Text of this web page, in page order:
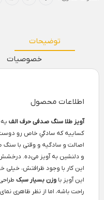
توضیحات
خصوصیات
اطلاعات محصول
آویز طلا سنگ صدفی حرف الف
کساییه که سادگیِ خاص رو دوست
اصالت و سادگیه و وقتی با
و دلنشین به آویز می‌ده.
این کار با وجود ظرافتش، خیلی
این آویز با وزن بسیار سبک
راحت باشه، اما از نظر ظاهری